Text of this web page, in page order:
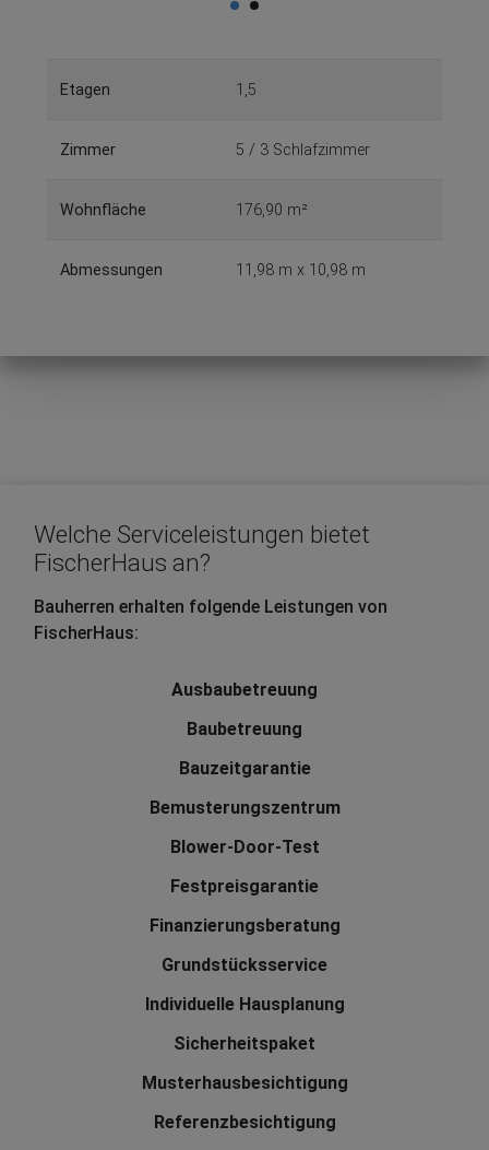
Etagen 1,5
Zimmer 5 / 3 Schlafzimmer
Wohnfläche 176,90 m²
Abmessungen 11,98 m x 10,98 m
Welche Serviceleistungen bietet
FischerHaus an?
Bauherren erhalten folgende Leistungen von
FischerHaus:
Ausbaubetreuung
Baubetreuung
Bauzeitgarantie
Bemusterungszentrum
Blower-Door-Test
Festpreisgarantie
Finanzierungsberatung
Grundstücksservice
Individuelle Hausplanung
Sicherheitspaket
Musterhausbesichtigung
Referenzbesichtigung